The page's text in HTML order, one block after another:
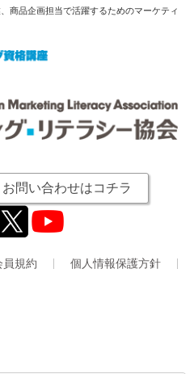
商品企画担当で活躍するためのマーケティ
お問い合わせはコチラ
員規約 個人情報保護方針